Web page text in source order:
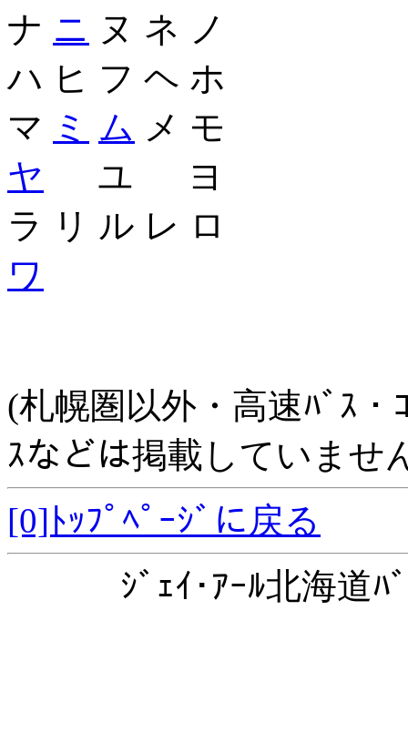
ナ ニ ヌ ネ ノ
ハ ヒ フ ヘ ホ
マ ミ ム メ モ
ヤ ユ ヨ
ラ リ ル レ ロ
ワ
(札幌圏以外・高速ﾊﾞｽ・
ｽなどは掲載していませ
[0]ﾄｯﾌﾟﾍﾟｰｼﾞに戻る
ｼﾞｪｲ･ｱｰﾙ北海道